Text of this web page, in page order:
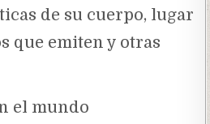
de su cuerpo, lugar
que emiten y otras
el mundo